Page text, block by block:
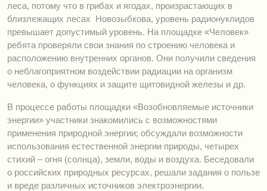
леса, потому что в грибах и ягодах, произрастающих в
близлежащих лесах Новозыбкова, уровень радионуклидов
превышает допустимый уровень. На площадке «Человек»
ребята проверяли свои знания по строению человека и
расположению внутренних органов. Они получили сведения
о неблагоприятном воздействии радиации на организм
человека, о функциях и защите щитовидной железы и др.
В процессе работы площадки «Возобновляемые источники
энергии» участники знакомились с возможностями
применения природной энергии; обсуждали возможности
использования естественной энергии природы, четырех
стихий – огня (солнца), земли, воды и воздуха. Беседовали
о российских природных ресурсах, решали задания о пользе
и вреде различных источников электроэнергии.